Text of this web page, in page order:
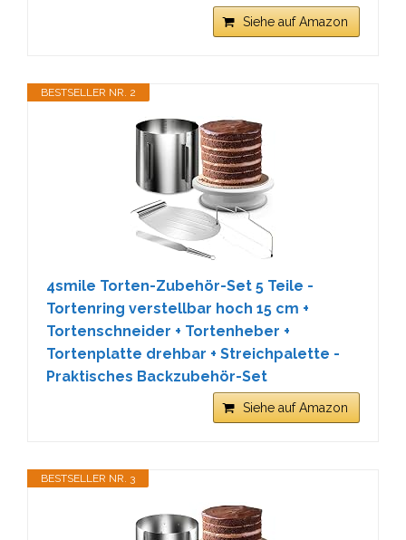
Siehe auf Amazon
BESTSELLER NR. 2
4smile Torten-Zubehör-Set 5 Teile -
Tortenring verstellbar hoch 15 cm +
Tortenschneider + Tortenheber +
Tortenplatte drehbar + Streichpalette -
Praktisches Backzubehör-Set
Siehe auf Amazon
BESTSELLER NR. 3